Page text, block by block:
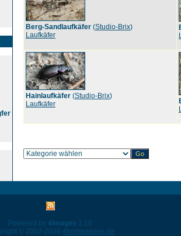
Berg-Sandlaufkäfer (Studio-Brix)
Laufkäfer
Hainlaufkäfer (Studio-Brix)
Laufkäfer
Powered by 4images 1.10
© 2002-2026 4homepages.de